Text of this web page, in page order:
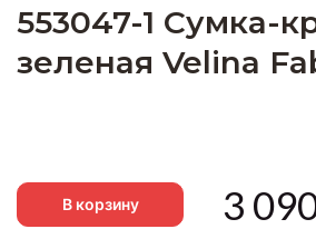
553047-1 Сумка-
зеленая Velina
В корзину 3